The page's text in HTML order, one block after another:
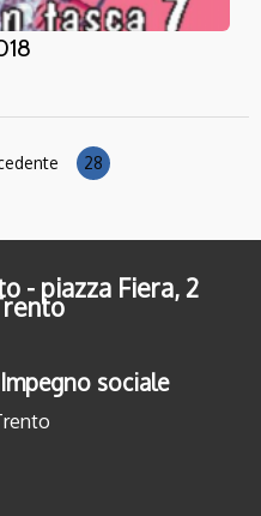
28
- piazza Fiera, 2
sociale